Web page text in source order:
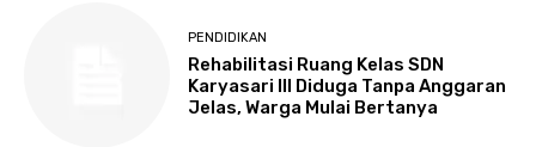
PENDIDIKAN
Rehabilitasi Ruang Kelas SDN
Karyasari III Diduga Tanpa Anggaran
Jelas, Warga Mulai Bertanya